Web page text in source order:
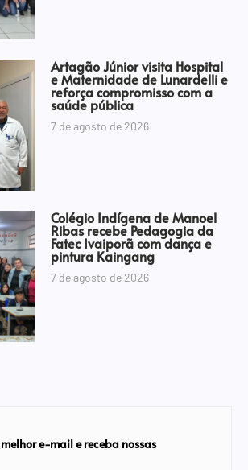
Artagão Júnior visita Hospital
e Maternidade de Lunardelli e
reforça compromisso com a
saúde pública
7 de agosto de 2026
Colégio Indígena de Manoel
Ribas recebe Pedagogia da
Fatec Ivaiporã com dança e
pintura Kaingang
7 de agosto de 2026
e-mail e receba nossas